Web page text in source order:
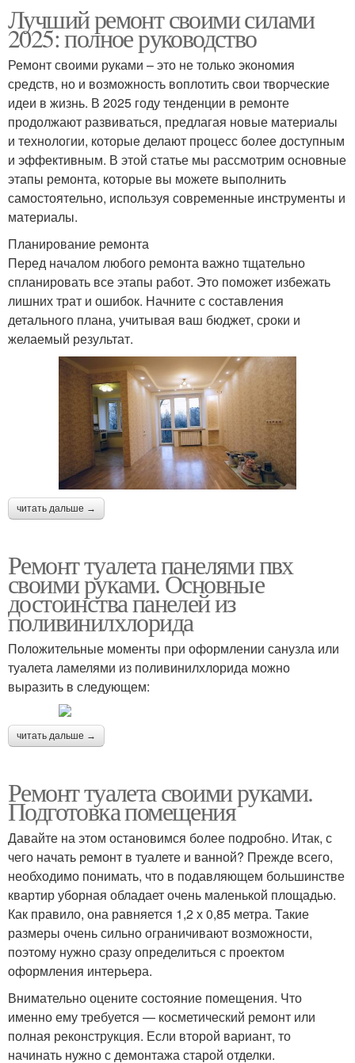
Лучший ремонт своими силами
2025: полное руководство
Ремонт своими руками – это не только экономия
средств, но и возможность воплотить свои творческие
идеи в жизнь. В 2025 году тенденции в ремонте
продолжают развиваться, предлагая новые материалы
и технологии, которые делают процесс более доступным
и эффективным. В этой статье мы рассмотрим основные
этапы ремонта, которые вы можете выполнить
самостоятельно, используя современные инструменты и
материалы.
Планирование ремонта
Перед началом любого ремонта важно тщательно
спланировать все этапы работ. Это поможет избежать
лишних трат и ошибок. Начните с составления
детального плана, учитывая ваш бюджет, сроки и
желаемый результат.
читать дальше →
Ремонт туалета панелями пвх
своими руками. Основные
достоинства панелей из
поливинилхлорида
Положительные моменты при оформлении санузла или
туалета ламелями из поливинилхлорида можно
выразить в следующем:
читать дальше →
Ремонт туалета своими руками.
Подготовка помещения
Давайте на этом остановимся более подробно. Итак, с
чего начать ремонт в туалете и ванной? Прежде всего,
необходимо понимать, что в подавляющем большинстве
квартир уборная обладает очень маленькой площадью.
Как правило, она равняется 1,2 х 0,85 метра. Такие
размеры очень сильно ограничивают возможности,
поэтому нужно сразу определиться с проектом
оформления интерьера.
Внимательно оцените состояние помещения. Что
именно ему требуется — косметический ремонт или
полная реконструкция. Если второй вариант, то
начинать нужно с демонтажа старой отделки.